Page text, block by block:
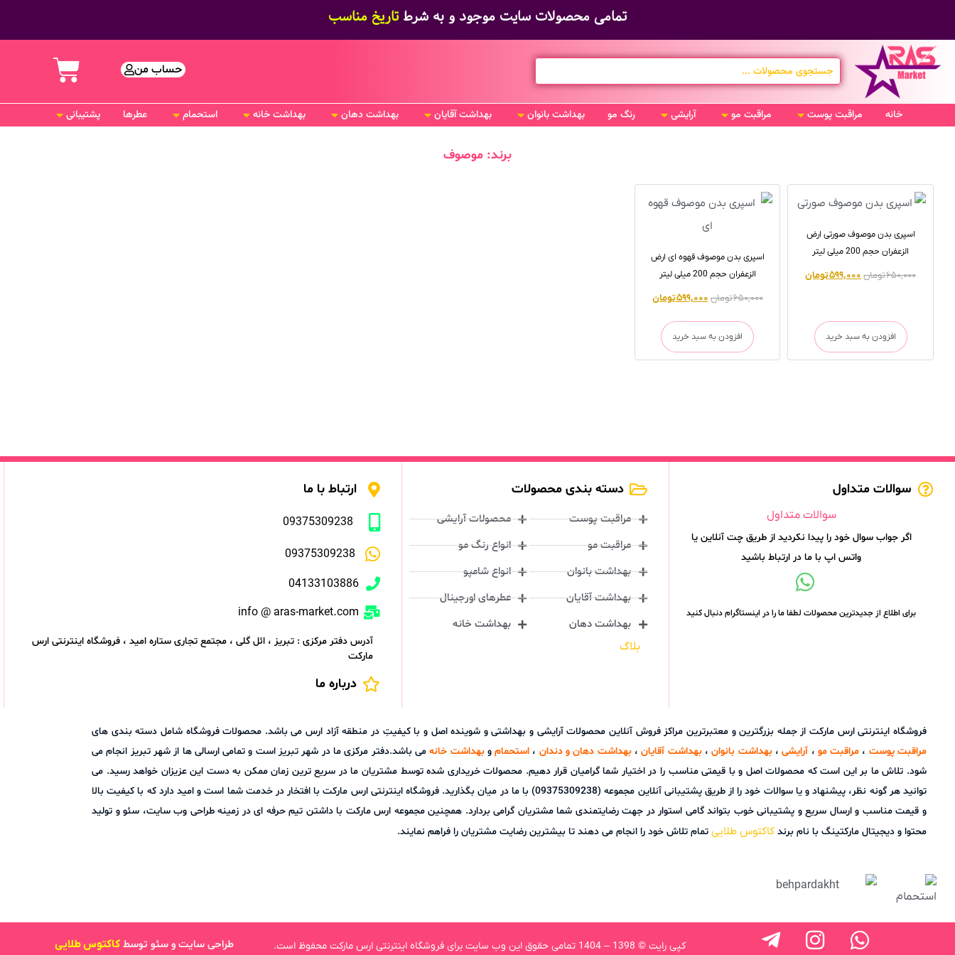
تمامی محصولات سایت موجود و به شرط تاریخ مناسب
حساب من
خانه مراقبت پوست مراقبت مو آرایشی رنگ مو بهداشت بانوان بهداشت آقایان بهداشت دهان بهداشت خانه استحمام عطرها پشتیبانی
برند: موصوف
اسپری بدن موصوف صورتی ارض
الزعفران حجم 200 میلی لیتر
۶۵۰,۰۰۰تومان ۵۹۹,۰۰۰تومان
افزودن به سبد خرید
اسپری بدن موصوف قهوه ای ارض
الزعفران حجم 200 میلی لیتر
۶۵۰,۰۰۰تومان ۵۹۹,۰۰۰تومان
افزودن به سبد خرید
سوالات متداول
سوالات متداول
اگر جواب سوال خود را پیدا نکردید از طریق چت آنلاین یا
واتس اپ با ما در ارتباط باشید
برای اطلاع از جدیدترین محصولات لطفا ما را در اینستاگرام دنبال کنید
دسته بندی محصولات
مراقبت پوست
مراقبت مو
بهداشت بانوان
بهداشت آقایان
بهداشت دهان
محصولات آرایشی
انواع رنگ مو
انواع شامپو
عطرهای اورجینال
بهداشت خانه
بلاگ
ارتباط با ما
09375309238
09375309238
04133103886
info @ aras-market.com
آدرس دفتر مرکزی : تبریز ، ائل گلی ، مجتمع تجاری ستاره امید ، فروشگاه اینترنتی ارس
مارکت
درباره ما
فروشگاه اینترنتی ارس مارکت از جمله بزرگترین و معتبرترین مراکز فروش آنلاین محصولات آرایشی و بهداشتی و شوینده اصل و با کیفیتِ در منطقه آزاد ارس می باشد. محصولات فروشگاه شامل دسته بندی های
مراقبت پوست ، مراقبت مو ، آرایشی،بهداشت بانوان،بهداشت آقایان،بهداشت دهان و دندان ، استحماموبهداشت خانهمی باشد.دفتر مرکزی ما در شهر تبریز است و تمامی ارسالی ها از شهر تبریز انجام می
شود. تلاش ما بر این است که محصولات اصل و با قیمتی مناسب را در اختیار شما گرامیان قرار دهیم. محصولات خریداری شده توسط مشتریان ما در سریع ترین زمان ممکن به دست این عزیزان خواهد رسید. می
توانید هر گونه نظر، پیشنهاد و یا سوالات خود را از طریق پشتیبانی آنلاین مجموعه (09375309238) با ما در میان بگذارید. فروشگاه اینترنتی ارس مارکت با افتخار در خدمت شما است و امید دارد که با کیفیت بالا
و قیمت مناسب و ارسال سریع و پشتیبانی خوب بتواند گامی استوار در جهت رضایتمندی شما مشتریان گرامی بردارد. همچنین مجموعه ارس مارکت با داشتن تیم حرفه ای در زمینه طراحی وب سایت، سئو و تولید
محتوا و دیجیتال مارکتینگ با نام برند کاکتوس طلایی تمام تلاش خود را انجام می دهند تا بیشترین رضایت مشتریان را فراهم نمایند.
کپی رایت © 1398 – 1404 تمامی حقوق این وب سایت برای فروشگاه اینترنتی ارس مارکت محفوظ است. طراحی سایت و سئو توسط کاکتوس طلایی